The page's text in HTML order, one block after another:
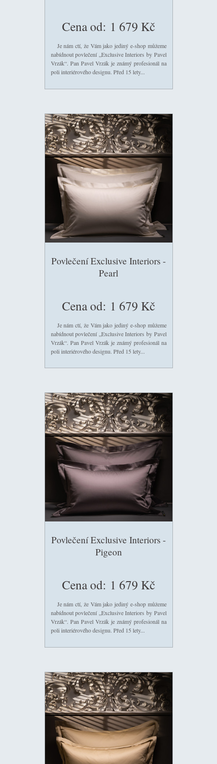
Cena od: 1 679 Kč
Je nám ctí, že Vám jako jediný e-shop můžeme
nabídnout povlečení „Exclusive Interiors by Pavel
Vrzák“. Pan Pavel Vrzák je známý profesionál na
poli interiérového designu. Před 15 lety...
Povlečení Exclusive Interiors -
Pearl
Cena od: 1 679 Kč
Je nám ctí, že Vám jako jediný e-shop můžeme
nabídnout povlečení „Exclusive Interiors by Pavel
Vrzák“. Pan Pavel Vrzák je známý profesionál na
poli interiérového designu. Před 15 lety...
Povlečení Exclusive Interiors -
Pigeon
Cena od: 1 679 Kč
Je nám ctí, že Vám jako jediný e-shop můžeme
nabídnout povlečení „Exclusive Interiors by Pavel
Vrzák“. Pan Pavel Vrzák je známý profesionál na
poli interiérového designu. Před 15 lety...